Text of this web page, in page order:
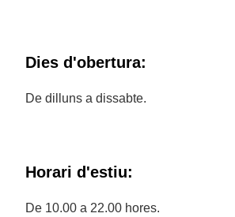
Dies d'obertura:
De dilluns a dissabte.
Horari d'estiu:
De 10.00 a 22.00 hores.